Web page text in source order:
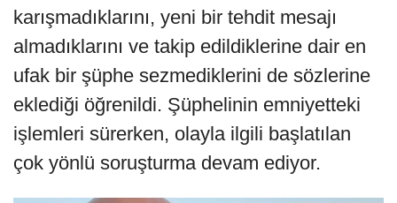
karışmadıklarını, yeni bir tehdit mesajı
almadıklarını ve takip edildiklerine dair en
ufak bir şüphe sezmediklerini de sözlerine
eklediği öğrenildi. Şüphelinin emniyetteki
işlemleri sürerken, olayla ilgili başlatılan
çok yönlü soruşturma devam ediyor.